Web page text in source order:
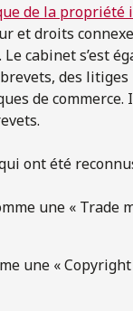
de la propriété
et droits
Le cabinet s’est
des
de
ont été
une « Trade
une «